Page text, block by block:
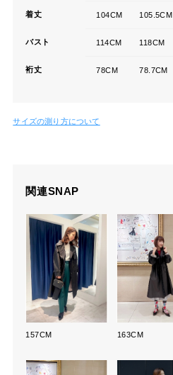
着丈 104CM 105.5CM
バスト 114CM 118CM
裄丈 78CM 78.7CM
サイズの測り方について
関連SNAP
157CM 163CM